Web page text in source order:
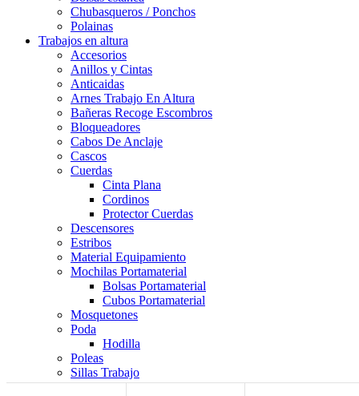
Chubasqueros / Ponchos
Polainas
Trabajos en altura
Accesorios
Anillos y Cintas
Anticaidas
Arnes Trabajo En Altura
Bañeras Recoge Escombros
Bloqueadores
Cabos De Anclaje
Cascos
Cuerdas
Cinta Plana
Cordinos
Protector Cuerdas
Descensores
Estribos
Material Equipamiento
Mochilas Portamaterial
Bolsas Portamaterial
Cubos Portamaterial
Mosquetones
Poda
Hodilla
Poleas
Sillas Trabajo